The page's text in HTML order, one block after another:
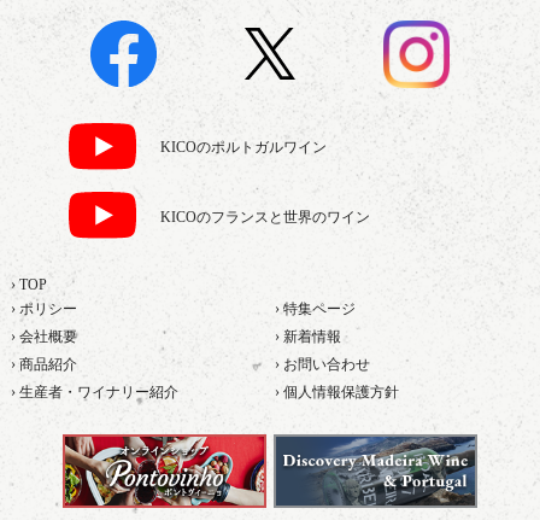
KICOのポルトガルワイン
KICOのフランスと世界のワイン
› TOP
› ポリシー
› 特集ページ
› 会社概要
› 新着情報
› 商品紹介
› お問い合わせ
› 生産者・ワイナリー紹介
› 個人情報保護方針